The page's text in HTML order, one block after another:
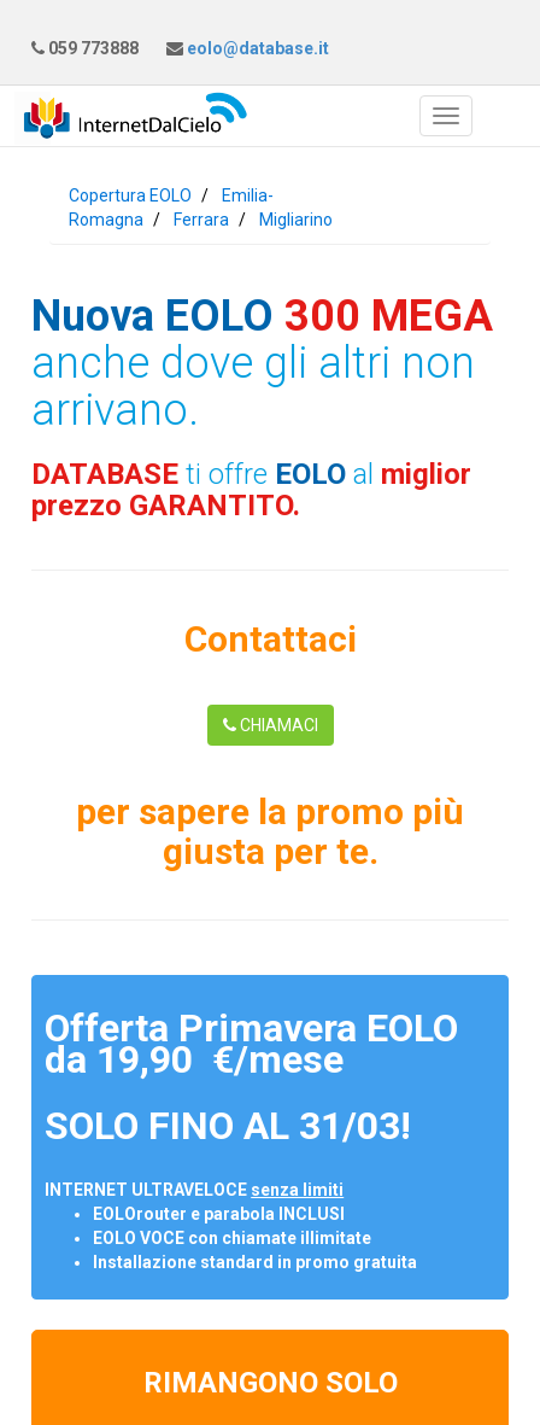
059 773888 eolo@database.it
Copertura EOLO
Emilia-
Romagna
Ferrara Migliarino
Nuova EOLO 300 MEGA
anche dove gli altri non
arrivano.
DATABASEti offre EOLO al miglior
prezzo GARANTITO.
Contattaci
CHIAMACI
per sapere la promo più
giusta per te.
Offerta Primavera EOLO
da 19,90 €/mese
SOLO FINO AL 31/03!
INTERNET ULTRAVELOCE senza limiti
EOLOrouter e parabola INCLUSI
EOLO VOCE con chiamate illimitate
Installazione standard in promo gratuita
RIMANGONO SOLO